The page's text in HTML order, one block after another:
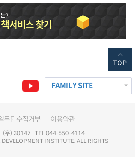
FAMILY SITE
무단수집거부 이용약관
(우) 30147 TEL 044-550-4114
INSTITUTE. ALL RIGHTS
TOP